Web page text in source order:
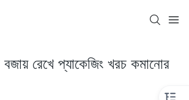
রেখে প্যাকেজিং খরচ কমানোর